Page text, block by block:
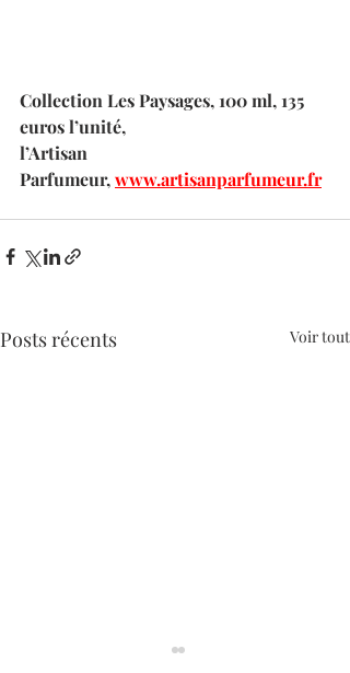
Collection Les Paysages, 100 ml, 135
euros l’unité,
l’Artisan
Parfumeur, www.artisanparfumeur.fr
Posts récents Voir tout